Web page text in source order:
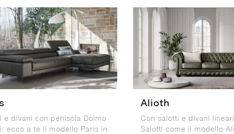
e divani con penisola Doimo
ecco a te il modello Paris in
Alioth
Con salotti e divani
Salotti come il modello